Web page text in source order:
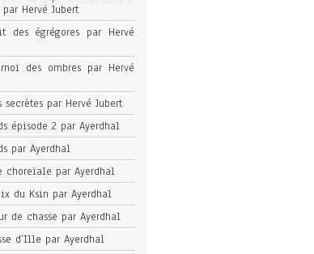
par Hervé Jubert
des égrégores par Hervé
des ombres par Hervé
secrètes par Hervé Jubert
épisode 2 par Ayerdhal
par Ayerdhal
choreïale par Ayerdhal
du Ksin par Ayerdhal
de chasse par Ayerdhal
d’Ille par Ayerdhal